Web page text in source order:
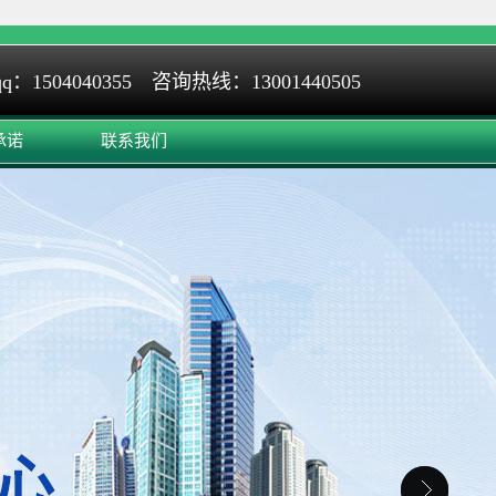
1504040355 咨询热线：13001440505
诺 联系我们